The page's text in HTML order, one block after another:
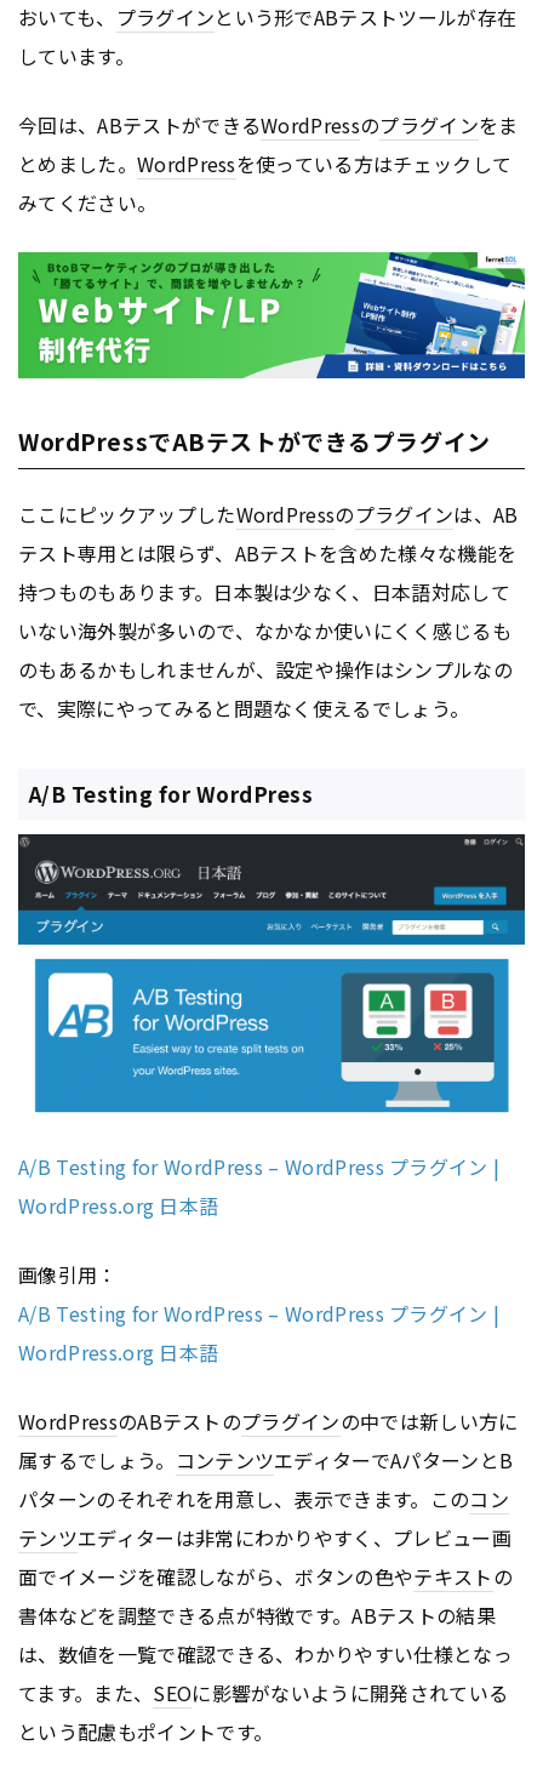
おいても、 プラグインという形でABテストツールが存在
しています。
今回は、ABテストができるWordPressのプラグインをま
とめました。 WordPressを使っている方はチェックして
みてください。
WordPressでABテストができるプラグイン
ここにピックアップしたWordPressのプラグインは、AB
テスト専用とは限らず、ABテストを含めた様々な機能を
持つものもあります。日本製は少なく、日本語対応して
いない海外製が多いので、なかなか使いにくく感じるも
のもあるかもしれませんが、設定や操作はシンプルなの
で、実際にやってみると問題なく使えるでしょう。
A/B Testing for WordPress
A/B Testing for WordPress – WordPress プラグイン |
WordPress.org 日本語
画像引用：
A/B Testing for WordPress – WordPress プラグイン |
WordPress.org 日本語
WordPressのABテストのプラグインの中では新しい方に
属するでしょう。 コンテンツエディターでAパターンとB
パターンのそれぞれを用意し、表示できます。このコン
テンツエディターは非常にわかりやすく、プレビュー画
面でイメージを確認しながら、ボタンの色やテキストの
書体などを調整できる点が特徴です。ABテストの結果
は、数値を一覧で確認できる、わかりやすい仕様となっ
てます。また、 SEOに影響がないように開発されている
という配慮もポイントです。